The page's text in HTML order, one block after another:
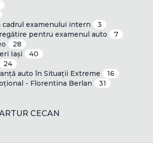
cadrul examenului intern
3
pentru examenul auto
7
28
Iași
40
24
auto în Situații Extreme
16
- Florentina Berlan
31
CECAN